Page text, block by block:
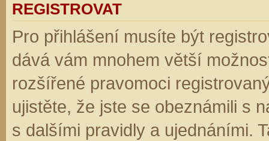
REGISTROVAT
Pro přihlášení musíte být
dává vám mnohem větší
rozšířené pravomoci
ujistěte, že jste se obeznámili s
s dalšími pravidly a ujednáními.